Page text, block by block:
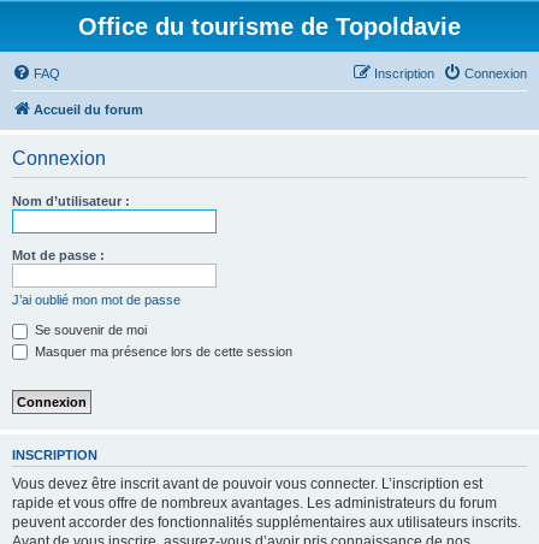
Office du tourisme de Topoldavie
FAQ Connexion
Inscription
Accueil du forum
Connexion
Nom d’utilisateur :
Mot de passe :
J’ai oublié mon mot de passe
Se souvenir de moi
Masquer ma présence lors de cette session
INSCRIPTION
Vous devez être inscrit avant de pouvoir vous connecter. L’inscription est
rapide et vous offre de nombreux avantages. Les administrateurs du forum
peuvent accorder des fonctionnalités supplémentaires aux utilisateurs inscrits.